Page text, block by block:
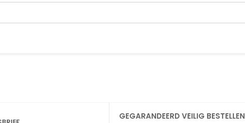
GEGARANDEERD VEILIG BESTELLEN